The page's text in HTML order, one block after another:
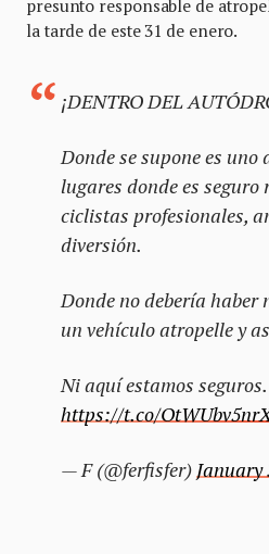
presunto responsable de
la tarde de este 31 de enero.
¡DENTRO DEL
Donde se supone es
lugares donde es
ciclistas profesionales,
diversión.
Donde no debería
un vehículo atropelle y
Ni aquí estamos seguros.
https://t.co/
— F (@ferfisfer) January